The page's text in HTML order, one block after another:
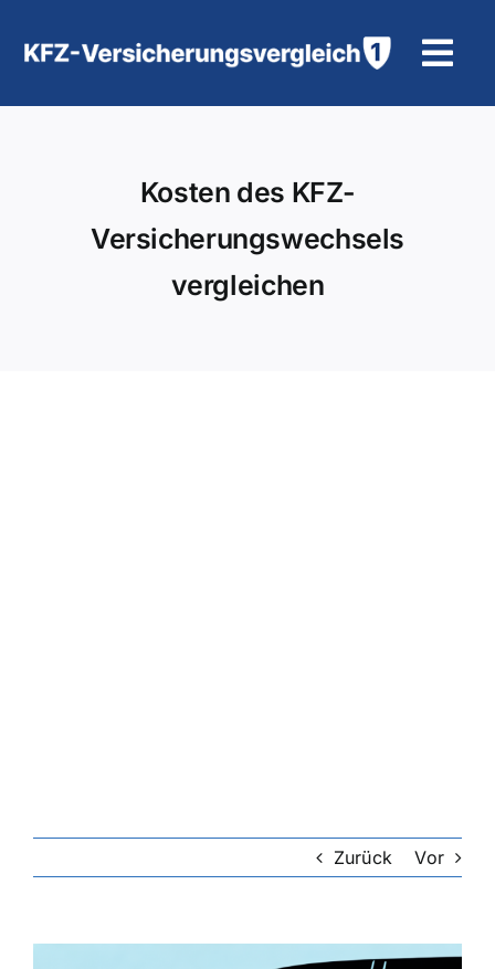
Inhalt
MotorradversicherungKosten des KFZ-
Versicherungswechsels
vergleichen
Zurück Vor